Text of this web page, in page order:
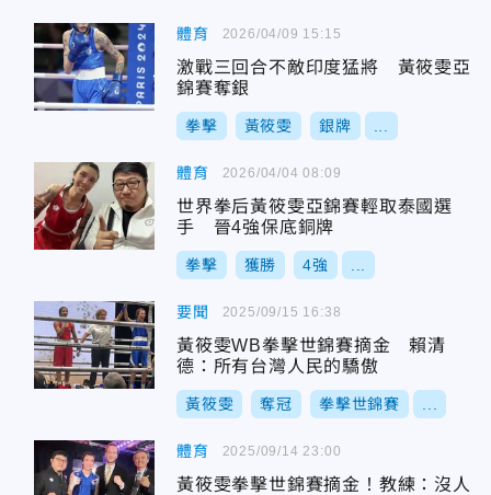
體育
激戰三回合不敵印度猛將 黃筱雯亞
錦賽奪銀
拳擊 黃筱雯 銀牌
2026/04/09 15:15
體育
世界拳后黃筱雯亞錦賽輕取泰國選
手 晉4強保底銅牌
拳擊 獲勝 4強
2026/04/04 08:09
要聞
黃筱雯WB拳擊世錦賽摘金 賴清
德：所有台灣人民的驕傲
黃筱雯 奪冠 拳擊世錦賽
2025/09/15 16:38
體育
黃筱雯拳擊世錦賽摘金！教練：沒人
2025/09/14 23:00